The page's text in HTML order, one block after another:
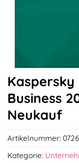
Business
Neukauf
Artikelnummer:
Kategorie: